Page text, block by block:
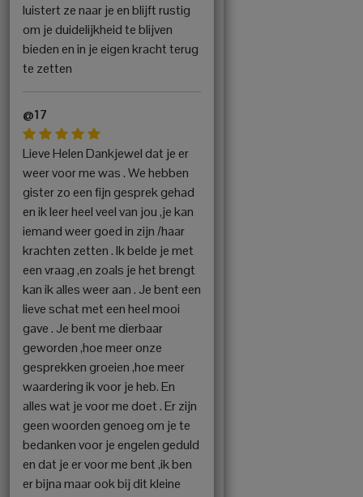
luistert ze naar je en blijft rustig
om je duidelijkheid te blijven
bieden en in je eigen kracht terug
te zetten
@17
Lieve Helen Dankjewel dat je er
weer voor me was . We hebben
gister zo een fijn gesprek gehad
en ik leer heel veel van jou ,je kan
iemand weer goed in zijn /haar
krachten zetten . Ik belde je met
een vraag ,en zoals je het brengt
kan ik alles weer aan . Je bent een
lieve schat met een heel mooi
gave . Je bent me dierbaar
geworden ,hoe meer onze
gesprekken groeien ,hoe meer
waardering ik voor je heb. En
alles wat je voor me doet . Er zijn
geen woorden genoeg om je te
bedanken voor je engelen geduld
en dat je er voor me bent ,ik ben
er bijna maar ook bij dit kleine